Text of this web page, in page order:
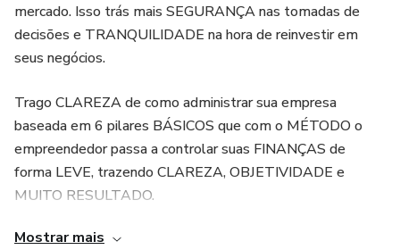
mercado. Isso trás mais SEGURANÇA nas tomadas de
decisões e TRANQUILIDADE na hora de reinvestir em
seus negócios.
Trago CLAREZA de como administrar sua empresa
baseada em 6 pilares BÁSICOS que com o MÉTODO o
empreendedor passa a controlar suas FINANÇAS de
forma LEVE, trazendo CLAREZA, OBJETIVIDADE e
MUITO RESULTADO.
Nosso MÉTODO te entrega SIMPLICIDADE em algo que
Mostrar mais